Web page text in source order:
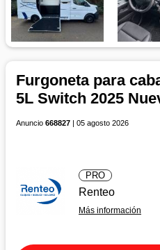
Furgoneta para
5L Switch 2025
Anuncio 668827 | 05 agosto 2026
PRO
Renteo
Más información